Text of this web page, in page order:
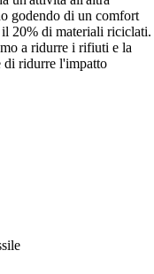
godendo di un comfort
20% di materiali riciclati.
a ridurre i rifiuti e la
di ridurre l'impatto